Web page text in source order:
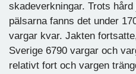
skadeverkningar. Trots
pälsarna fanns det under
vargar kvar. Jakten
Sverige 6790 vargar och
relativt fort och vargen